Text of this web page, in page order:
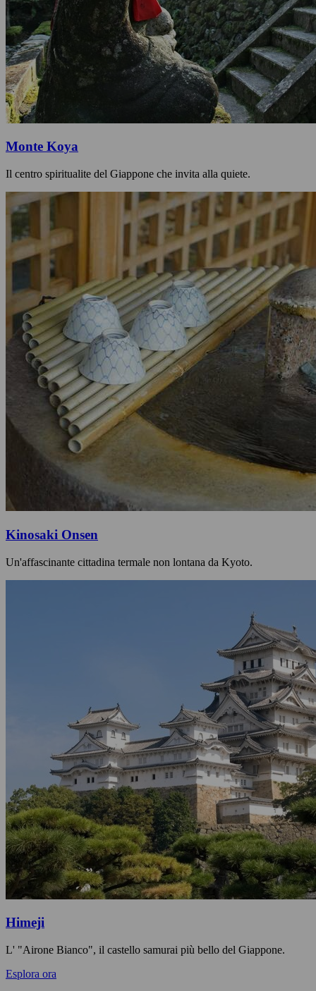
Monte Koya
Il centro spiritualite del Giappone che invita alla quiete.
Kinosaki Onsen
Un'affascinante cittadina termale non lontana da Kyoto.
Himeji
L' "Airone Bianco", il castello samurai più bello del Giappone.
Esplora ora